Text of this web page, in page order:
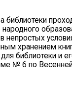
хранением
библиотеки и
№ 6 по